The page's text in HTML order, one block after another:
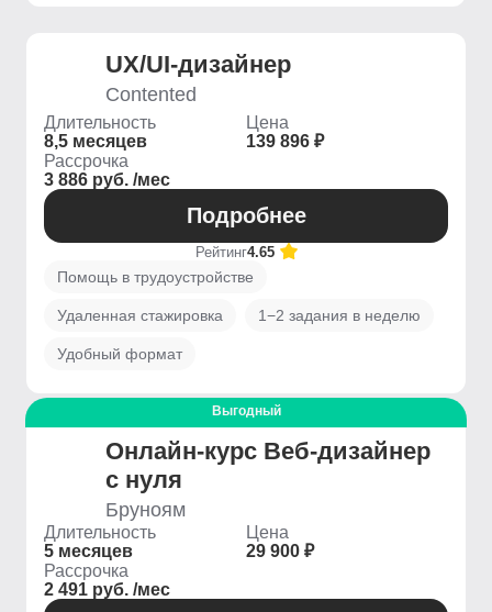
UX/UI-дизайнер
Contented
Длительность
8,5 месяцев
Цена
139 896 ₽
Рассрочка
3 886 руб. /мес
Подробнее
Рейтинг4.65
Помощь в трудоустройстве
Удаленная стажировка 1−2 задания в неделю
Удобный формат
Выгодный
Онлайн-курс Веб-дизайнер
с нуля
Бруноям
Длительность
5 месяцев
Цена
29 900 ₽
Рассрочка
2 491 руб. /мес